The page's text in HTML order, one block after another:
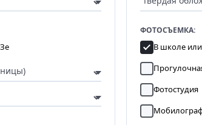
ФОТОСЪЕМКА:
В школе
Фотостудия